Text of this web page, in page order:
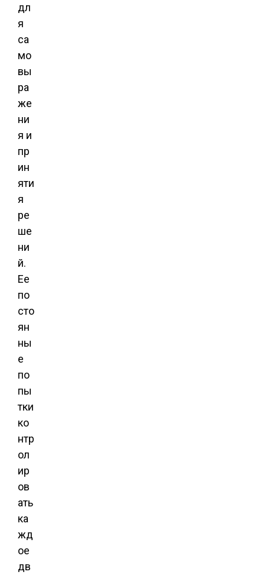
дл
я
са
мо
вы
ра
же
ни
я и
пр
ин
яти
я
ре
ше
ни
й.
Ее
по
сто
ян
ны
е
по
пы
тки
ко
нтр
ол
ир
ов
ать
ка
жд
ое
дв